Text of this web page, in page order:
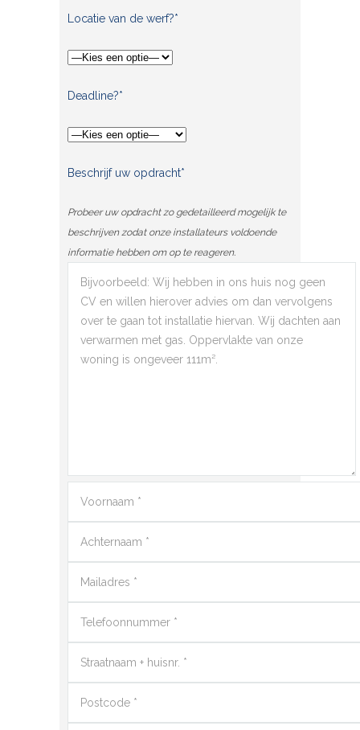
Locatie van de werf?*
Deadline?*
Beschrijf uw opdracht*
Probeer uw opdracht zo gedetailleerd mogelijk te
beschrijven zodat onze installateurs voldoende
informatie hebben om op te reageren.